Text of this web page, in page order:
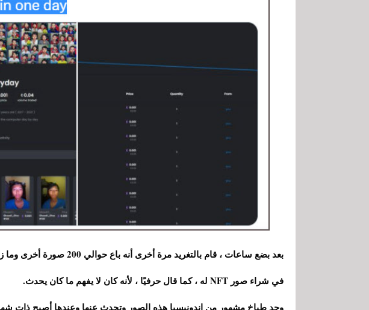
بعد بضع ساعات ، قام بالتغريد
في شراء صور NFT له ، كما قال حرفيًا ، لأنه كان لا يفهم ما كان يحدث.
وجد طباخ مشهور من إندونيسيا هذه الصور وتحدث عنها وعندها أصبح ذات